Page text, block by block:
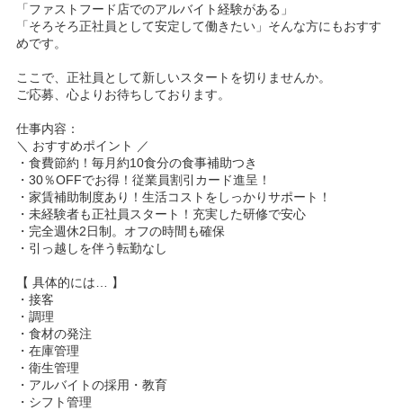
「ファストフード店でのアルバイト経験がある」
「そろそろ正社員として安定して働きたい」そんな方にもおすす
めです。
ここで、正社員として新しいスタートを切りませんか。
ご応募、心よりお待ちしております。
仕事内容：
＼ おすすめポイント ／
・食費節約！毎月約10食分の食事補助つき
・30％OFFでお得！従業員割引カード進呈！
・家賃補助制度あり！生活コストをしっかりサポート！
・未経験者も正社員スタート！充実した研修で安心
・完全週休2日制。オフの時間も確保
・引っ越しを伴う転勤なし
【 具体的には… 】
・接客
・調理
・食材の発注
・在庫管理
・衛生管理
・アルバイトの採用・教育
・シフト管理